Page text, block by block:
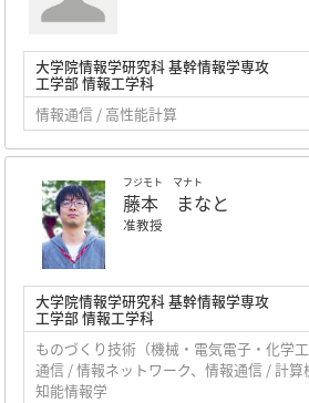
大学院情報学研究科 基幹情報学専攻
工学部 情報工学科
情報通信 / 高性能計算
フジモト マナト
藤本 まなと
准教授
大学院情報学研究科 基幹情報学専攻
工学部 情報工学科
ものづくり技術（機械・電気電子・化学
通信 / 情報ネットワーク、情報通信 / 計
知能情報学